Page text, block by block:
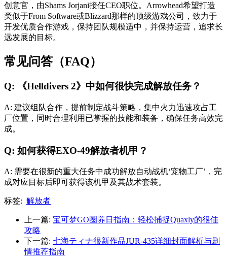
创意官，由Shams Jorjani接任CEO职位。Arrowhead希望打造
类似于From Software或Blizzard那样的顶级游戏公司，致力于
开发优质合作游戏，保持团队规模适中，并保持运营，追求长
远发展的目标。
常见问答（FAQ）
Q: 《Helldivers 2》中如何很快完成解放任务？
A: 建议组队合作，提前制定战斗策略，集中火力迅速攻占工
厂位置，同时合理利用已掌握的技能和装备，确保任务高效完
成。
Q: 如何获得EXO-49解放者机甲？
A: 需要在很新的重大任务中成功解放自动战机‘宠物工厂’，完
成对应目标后即可获得该机甲及其战术套装。
标签: 解放者
上一篇: 宝可梦GO圈养日指南：轻松捕捉Quaxly的很佳
攻略
下一篇: 七海ティナ很新作品JUR-435详细封面解析与剧
情推荐指南